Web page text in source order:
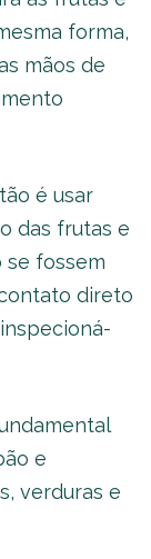
forma,
mãos de
é usar
das frutas e
se fossem
direto
e
verduras e